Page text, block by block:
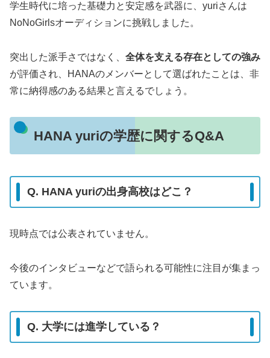
学生時代に培った基礎力と安定感を武器に、yuriさんは
NoNoGirlsオーディションに挑戦しました。
突出した派手さではなく、 全体を支える存在としての強み
が評価され、HANAのメンバーとして選ばれたことは、非
常に納得感のある結果と言えるでしょう。
HANA yuriの学歴に関するQ&A
Q. HANA yuriの出身高校はどこ？
現時点では公表されていません。
今後のインタビューなどで語られる可能性に注目が集まっ
ています。
Q. 大学には進学している？